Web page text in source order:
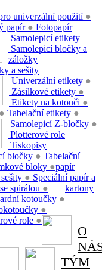
univerzální použití ●
papír ● Fotopapír
Samolepicí etikety
Univerzální etikety ●
Zásilkové etikety ●
Etikety na kotouči ●
● Tabelační etikety ●
Samolepicí bločky a
záložky
Samolepicí Z-bločky ●
bločky ●
a sešity
bloky ●
●
spirálou ●
Plotterové role
kotoučky ●
●
role ●
Tiskopisy
Tabelační
papír
Speciální papír a
kartony
O
TÝM